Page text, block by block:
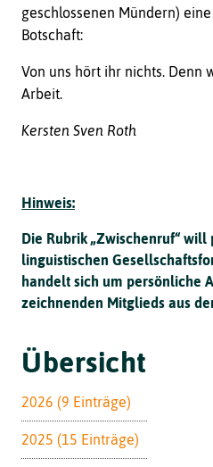
geschlossenen Mündern)
Botschaft:
Von uns hört ihr nichts. Denn
Arbeit.
Kersten Sven Roth
Hinweis:
Die Rubrik „Zwischenruf“
linguistischen
handelt sich um persönliche
zeichnenden Mitglieds aus
Übersicht
2026 (9 Einträge)
2025 (15 Einträge)